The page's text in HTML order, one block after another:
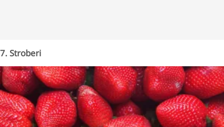
7. Stroberi